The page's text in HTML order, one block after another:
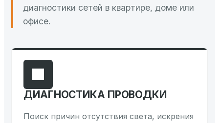
диагностики сетей в квартире, доме или
офисе.
ДИАГНОСТИКА ПРОВОДКИ
Поиск причин отсутствия света, искрения